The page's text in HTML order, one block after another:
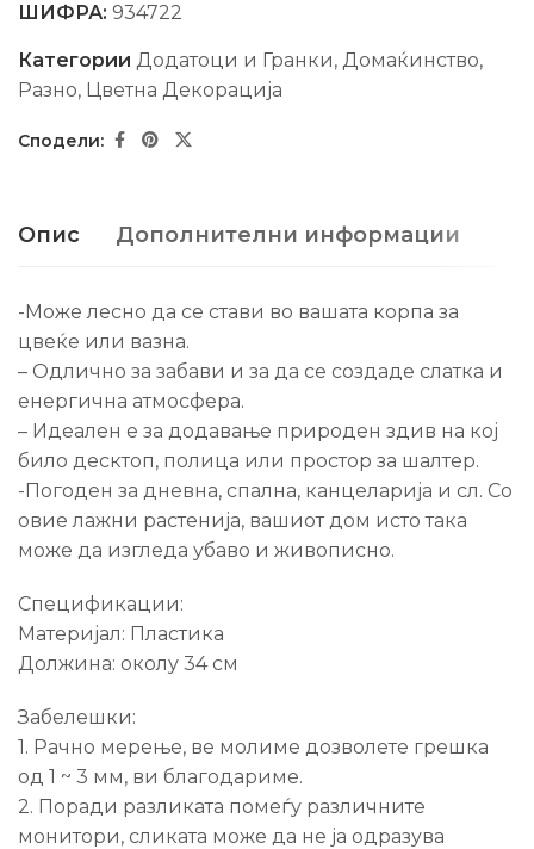
ШИФРА: 934722
Категории Додатоци и Гранки, Домаќинство,
Разно, Цветна Декорација
Опис Дополнителни информации
-Може лесно да се стави во вашата корпа за
цвеќе или вазна.
– Одлично за забави и за да се создаде слатка и
енергична атмосфера.
– Идеален е за додавање природен здив на кој
било десктоп, полица или простор за шалтер.
-Погоден за дневна, спална, канцеларија и сл. Со
овие лажни растенија, вашиот дом исто така
може да изгледа убаво и живописно.
Спецификации:
Материјал: Пластика
Должина: околу 34 см
Забелешки:
1. Рачно мерење, ве молиме дозволете грешка
од 1 ~ 3 мм, ви благодариме.
2. Поради разликата помеѓу различните
монитори, сликата може да не ја одразува